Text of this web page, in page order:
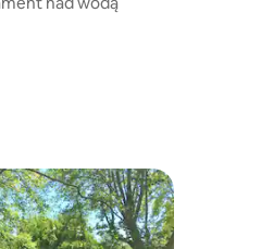
z kategorii Wybór gości